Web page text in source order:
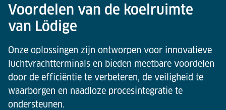
Voordelen van de koelruimte
van Lödige
Onze oplossingen zijn ontworpen voor innovatieve
luchtvrachtterminals en bieden meetbare voordelen
door de efficiëntie te verbeteren, de veiligheid te
waarborgen en naadloze procesintegratie te
ondersteunen.